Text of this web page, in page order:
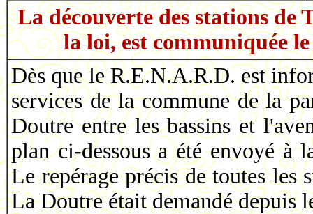
La découverte des stations de
la loi, est communiquée
Dès que le R.E.N.A.R.D. est
services de la commune de la
Doutre entre les bassins et
plan ci-dessous a été envoyé à
Le repérage précis de toutes les
La Doutre était demandé depuis